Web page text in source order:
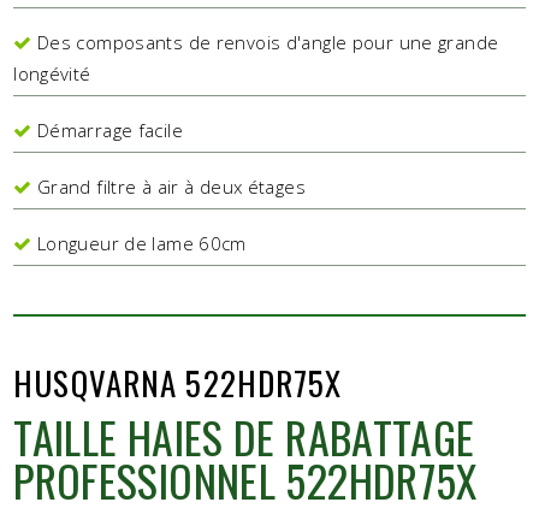
Des composants de renvois d'angle pour une grande
longévité
Démarrage facile
Grand filtre à air à deux étages
Longueur de lame 60cm
HUSQVARNA 522HDR75X
TAILLE HAIES DE RABATTAGE
PROFESSIONNEL 522HDR75X